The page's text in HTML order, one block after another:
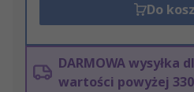
Do
DARMOWA wysyłka
wartości powyżej